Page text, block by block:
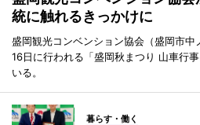
統に触れるきっかけに
盛岡観光コンベンション協会（盛岡市中
16日に行われる「盛岡秋まつり 山車行
いる。
暮らす・働く